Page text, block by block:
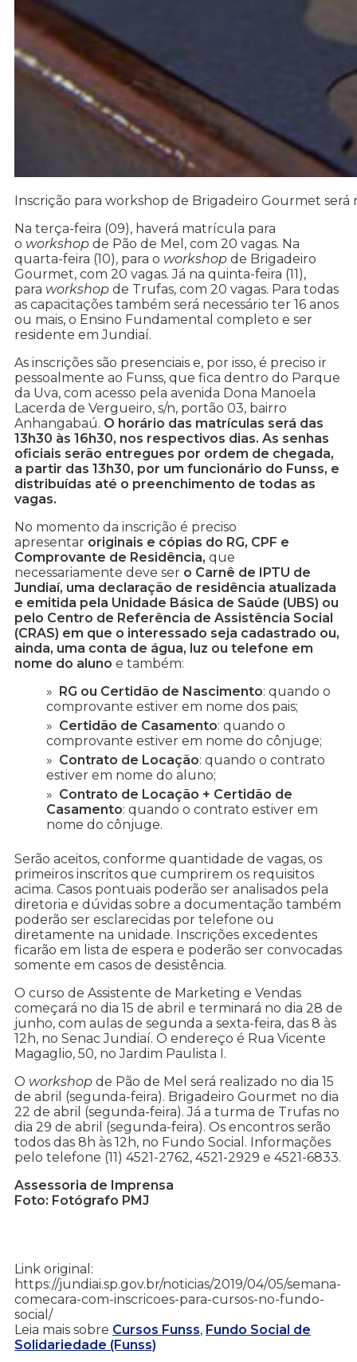
Inscrição para workshop de Brigadeiro Gourmet será
Na terça-feira (09), haverá matrícula para
o workshop de Pão de Mel, com 20 vagas. Na
quarta-feira (10), para o workshop de Brigadeiro
Gourmet, com 20 vagas. Já na quinta-feira (11),
para workshop de Trufas, com 20 vagas. Para todas
as capacitações também será necessário ter 16 anos
ou mais, o Ensino Fundamental completo e ser
residente em Jundiaí.
As inscrições são presenciais e, por isso, é preciso ir
pessoalmente ao Funss, que fica dentro do Parque
da Uva, com acesso pela avenida Dona Manoela
Lacerda de Vergueiro, s/n, portão 03, bairro
Anhangabaú. O horário das matrículas será das
13h30 às 16h30, nos respectivos dias. As senhas
oficiais serão entregues por ordem de chegada,
a partir das 13h30, por um funcionário do Funss, e
distribuídas até o preenchimento de todas as
vagas.
No momento da inscrição é preciso
apresentar originais e cópias do RG, CPF e
Comprovante de Residência, que
necessariamente deve ser o Carnê de IPTU de
Jundiaí, uma declaração de residência atualizada
e emitida pela Unidade Básica de Saúde (UBS) ou
pelo Centro de Referência de Assistência Social
(CRAS) em que o interessado seja cadastrado ou,
ainda, uma conta de água, luz ou telefone em
nome do aluno e também:
RG ou Certidão de Nascimento: quando o
comprovante estiver em nome dos pais;
Certidão de Casamento: quando o
comprovante estiver em nome do cônjuge;
Contrato de Locação: quando o contrato
estiver em nome do aluno;
Contrato de Locação + Certidão de
Casamento: quando o contrato estiver em
nome do cônjuge.
Serão aceitos, conforme quantidade de vagas, os
primeiros inscritos que cumprirem os requisitos
acima. Casos pontuais poderão ser analisados pela
diretoria e dúvidas sobre a documentação também
poderão ser esclarecidas por telefone ou
diretamente na unidade. Inscrições excedentes
ficarão em lista de espera e poderão ser convocadas
somente em casos de desistência.
O curso de Assistente de Marketing e Vendas
começará no dia 15 de abril e terminará no dia 28 de
junho, com aulas de segunda a sexta-feira, das 8 às
12h, no Senac Jundiaí. O endereço é Rua Vicente
Magaglio, 50, no Jardim Paulista I.
O workshop de Pão de Mel será realizado no dia 15
de abril (segunda-feira). Brigadeiro Gourmet no dia
22 de abril (segunda-feira). Já a turma de Trufas no
dia 29 de abril (segunda-feira). Os encontros serão
todos das 8h às 12h, no Fundo Social. Informações
pelo telefone (11) 4521-2762, 4521-2929 e 4521-6833.
Assessoria de Imprensa
Foto: Fotógrafo PMJ
Link original:
https://jundiai.sp.gov.br/noticias/2019/04/05/semana-
comecara-com-inscricoes-para-cursos-no-fundo-
social/
Leia mais sobre Cursos Funss, Fundo Social de
Solidariedade (Funss)